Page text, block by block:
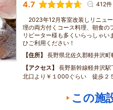
4.7 412件
2023年12月客室改装しリニュ
理の両方付くコース料理、朝食
リピーター様も多くいらっしゃい
ひご利用ください！
住所
長野県北佐久郡軽井沢町
アクセス
長野新幹線軽井沢
北口より￥１000ぐらい 徒歩２
この施